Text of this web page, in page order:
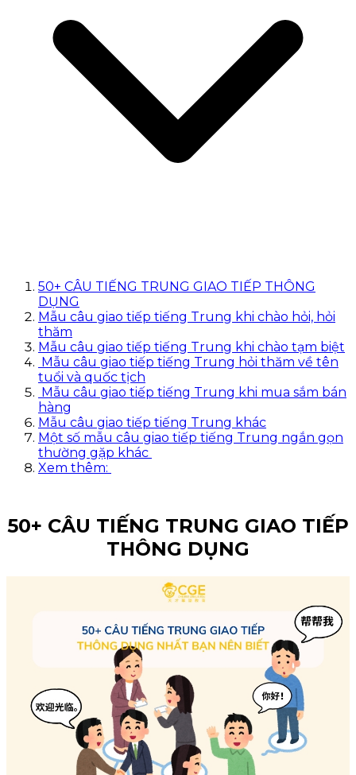
50+ CÂU TIẾNG TRUNG GIAO TIẾP THÔNG
DỤNG
Mẫu câu giao tiếp tiếng Trung khi chào hỏi, hỏi
thăm
Mẫu câu giao tiếp tiếng Trung khi chào tạm biệt
Mẫu câu giao tiếp tiếng Trung hỏi thăm về tên
tuổi và quốc tịch
Mẫu câu giao tiếp tiếng Trung khi mua sắm bán
hàng
Mẫu câu giao tiếp tiếng Trung khác
Một số mẫu câu giao tiếp tiếng Trung ngắn gọn
thường gặp khác
Xem thêm:
50+ CÂU TIẾNG TRUNG GIAO TIẾP
THÔNG DỤNG